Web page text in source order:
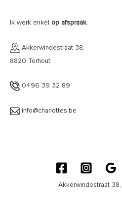
Ik werk enkel op afspraak.
Akkerwindestraat 38,
8820 Torhout
0496 39 32 89
info@charlottes.be
Akkerwindestraat